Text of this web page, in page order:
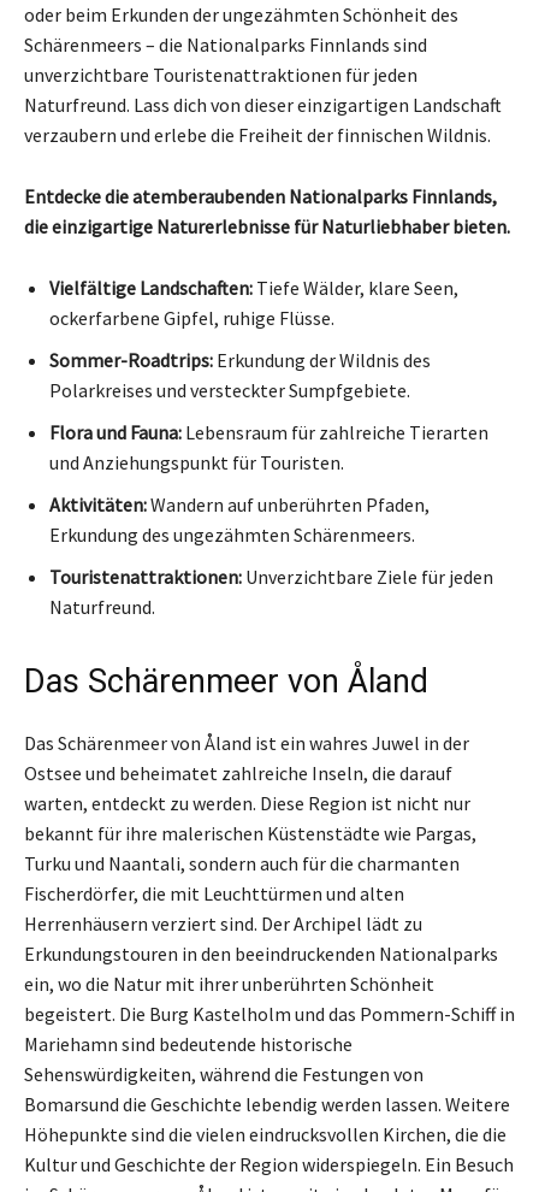
oder beim Erkunden der ungezähmten Schönheit des
Schärenmeers – die Nationalparks Finnlands sind
unverzichtbare Touristenattraktionen für jeden
Naturfreund. Lass dich von dieser einzigartigen Landschaft
verzaubern und erlebe die Freiheit der finnischen Wildnis.
Entdecke die atemberaubenden Nationalparks Finnlands,
die einzigartige Naturerlebnisse für Naturliebhaber bieten.
Vielfältige Landschaften: Tiefe Wälder, klare Seen,
ockerfarbene Gipfel, ruhige Flüsse.
Sommer-Roadtrips: Erkundung der Wildnis des
Polarkreises und versteckter Sumpfgebiete.
Flora und Fauna: Lebensraum für zahlreiche Tierarten
und Anziehungspunkt für Touristen.
Aktivitäten:Wandern auf unberührten Pfaden,
Erkundung des ungezähmten Schärenmeers.
Touristenattraktionen: Unverzichtbare Ziele für jeden
Naturfreund.
Das Schärenmeer von Åland
Das Schärenmeer von Åland ist ein wahres Juwel in der
Ostsee und beheimatet zahlreiche Inseln, die darauf
warten, entdeckt zu werden. Diese Region ist nicht nur
bekannt für ihre malerischen Küstenstädte wie Pargas,
Turku und Naantali, sondern auch für die charmanten
Fischerdörfer, die mit Leuchttürmen und alten
Herrenhäusern verziert sind. Der Archipel lädt zu
Erkundungstouren in den beeindruckenden Nationalparks
ein, wo die Natur mit ihrer unberührten Schönheit
begeistert. Die Burg Kastelholm und das Pommern-Schiff in
Mariehamn sind bedeutende historische
Sehenswürdigkeiten, während die Festungen von
Bomarsund die Geschichte lebendig werden lassen. Weitere
Höhepunkte sind die vielen eindrucksvollen Kirchen, die die
Kultur und Geschichte der Region widerspiegeln. Ein Besuch